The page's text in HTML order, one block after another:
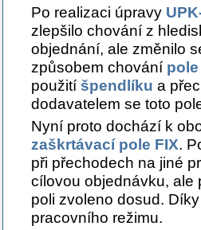
Po realizaci úpravy
zlepšilo chování z
objednání, ale změnilo
způsobem chování
použití špendlíku a
dodavatelem se toto
Nyní proto dochází k
zaškrtávací pole FIX.
při přechodech na jiné
cílovou objednávku, ale
poli zvoleno dosud.
pracovního režimu.